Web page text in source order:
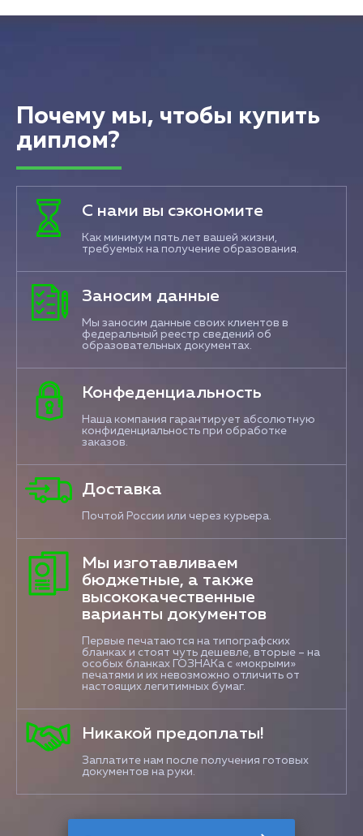
Почему мы, чтобы купить
диплом?
С нами вы сэкономите
Как минимум пять лет вашей жизни,
требуемых на получение образования.
Заносим данные
Мы заносим данные своих клиентов в
федеральный реестр сведений об
образовательных документах.
Конфеденциальность
Наша компания гарантирует абсолютную
конфиденциальность при обработке
заказов.
Доставка
Почтой России или через курьера.
Мы изготавливаем
бюджетные, а также
высококачественные
варианты документов
Первые печатаются на типографских
бланках и стоят чуть дешевле, вторые – на
особых бланках ГОЗНАКа с «мокрыми»
печатями и их невозможно отличить от
настоящих легитимных бумаг.
Никакой предоплаты!
Заплатите нам после получения готовых
документов на руки.